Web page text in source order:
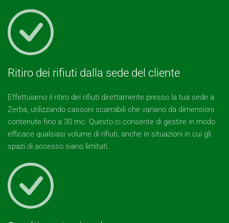
Ritiro dei rifiuti dalla sede del cliente
Effettuiamo il ritiro dei rifiuti direttamente presso la tua sede a
Zerba, utilizzando cassoni scarrabili che variano da dimensioni
contenute fino a 30 mc. Questo ci consente di gestire in modo
efficace qualsiasi volume di rifiuti, anche in situazioni in cui gli
spazi di accesso siano limitati.